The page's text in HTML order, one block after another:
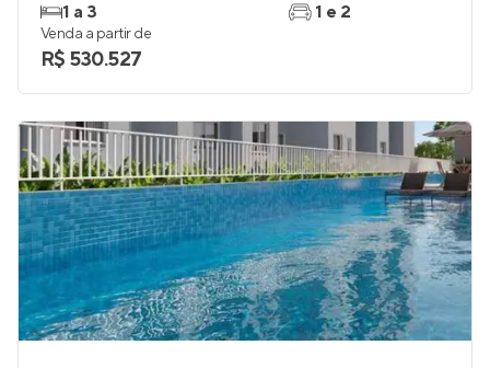
1 a 3
1 e 2
Venda a partir de
R$ 530.527